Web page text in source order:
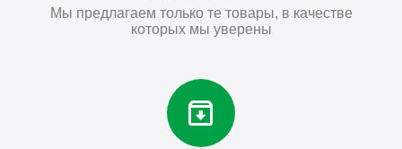
Мы предлагаем только те товары, в качестве
которых мы уверены